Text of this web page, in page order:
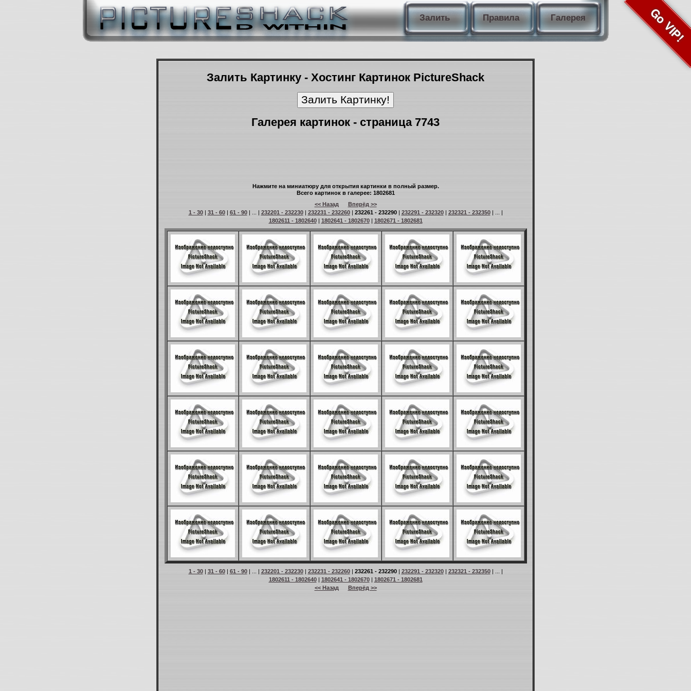
Залить Правила Галерея Go VIP!
Залить Картинку - Хостинг Картинок PictureShack
Галерея картинок - страница 7743
Нажмите на миниатюру для открытия картинки в полный размер.
Всего картинок в галерее: 1802681
<< Назад
Вперёд >>
1 - 30| 31 - 60| 61 - 90| ... | 232201 - 232230| 232231 - 232260| 232261 - 232290| 232291 - 232320| 232321 - 232350| ... |
1802611 - 1802640| 1802641 - 1802670| 1802671 - 1802681
1 - 30| 31 - 60| 61 - 90| ... | 232201 - 232230| 232231 - 232260| 232261 - 232290| 232291 - 232320| 232321 - 232350| ... |
1802611 - 1802640| 1802641 - 1802670| 1802671 - 1802681
<< Назад
Вперёд >>